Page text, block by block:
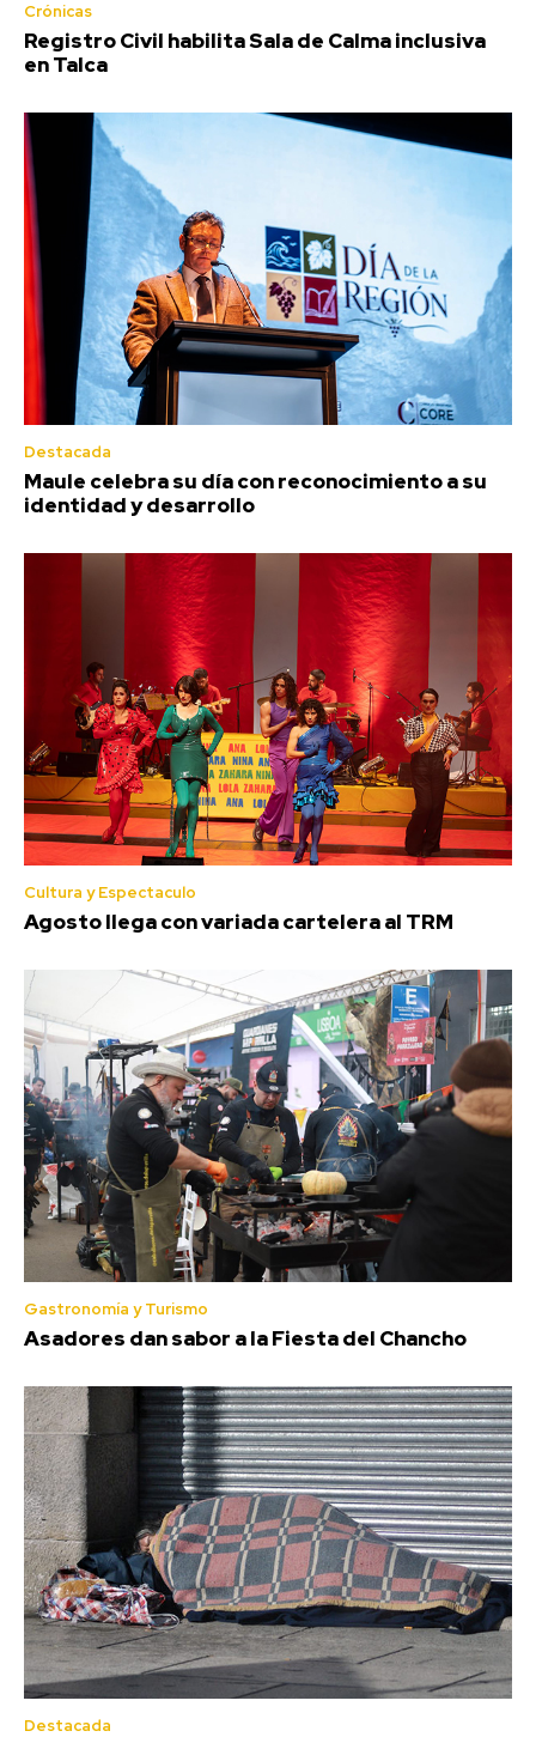
Crónicas
Registro Civil habilita Sala de Calma inclusiva
en Talca
Destacada
Maule celebra su día con reconocimiento a su
identidad y desarrollo
Cultura y Espectaculo
Agosto llega con variada cartelera al TRM
Gastronomía y Turismo
Asadores dan sabor a la Fiesta del Chancho
Destacada